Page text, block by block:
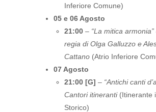
Inferiore Comune)
05 e 06 Agosto
21:00 – “La mitica
regia di Olga Galluzzo e
Cattano (Atrio Inferiore
07 Agosto
21:00 [G] – “Antichi canti
Cantori itineranti(Itinerante
Storico)